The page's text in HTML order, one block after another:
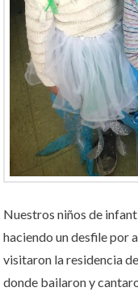
Nuestros niños de
haciendo un desfile por
visitaron la residencia
donde bailaron y